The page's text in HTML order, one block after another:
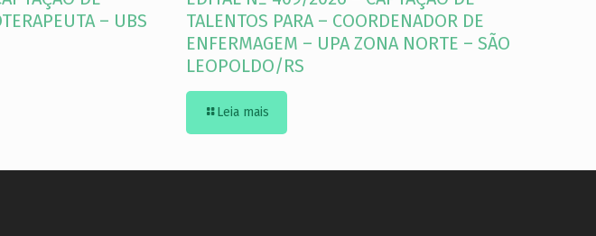
– UBS
TALENTOS PARA – COORDENADOR DE
ENFERMAGEM – UPA ZONA NORTE – SÃO
LEOPOLDO/RS
Leia mais